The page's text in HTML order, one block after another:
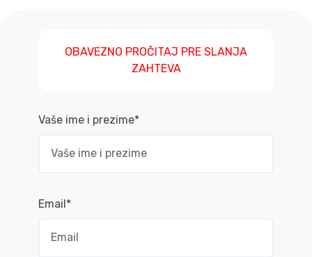
OBAVEZNO PROČITAJ PRE SLANJA
ZAHTEVA
Vaše ime i prezime*
Email*